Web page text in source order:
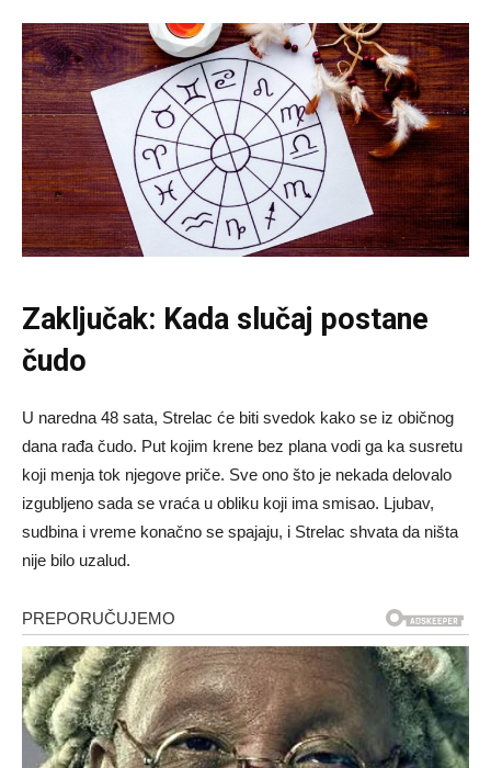
Zaključak: Kada slučaj postane
čudo
U naredna 48 sata, Strelac će biti svedok kako se iz običnog
dana rađa čudo. Put kojim krene bez plana vodi ga ka susretu
koji menja tok njegove priče. Sve ono što je nekada delovalo
izgubljeno sada se vraća u obliku koji ima smisao. Ljubav,
sudbina i vreme konačno se spajaju, i Strelac shvata da ništa
nije bilo uzalud.